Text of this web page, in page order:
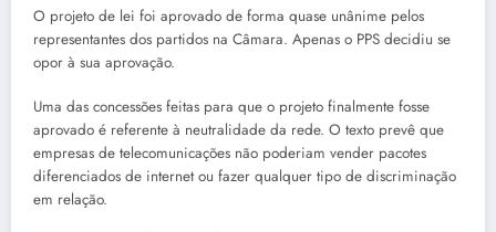
O projeto de lei foi aprovado de forma quase unânime pelos
representantes dos partidos na Câmara. Apenas o PPS decidiu se
opor à sua aprovação.
Uma das concessões feitas para que o projeto finalmente fosse
aprovado é referente à neutralidade da rede. O texto prevê que
empresas de telecomunicações não poderiam vender pacotes
diferenciados de internet ou fazer qualquer tipo de discriminação
em relação.